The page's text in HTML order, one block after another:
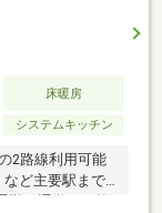
床暖房
システムキッチン
2路線利用可能
ど主要駅まで